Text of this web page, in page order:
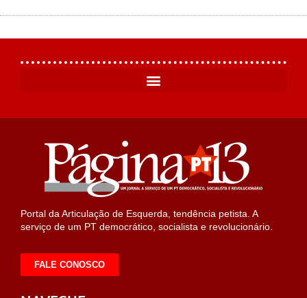
Portal da Articulação de Esquerda, tendência petista. A
serviço de um PT democrático, socialista e revolucionário.
FALE CONOSCO